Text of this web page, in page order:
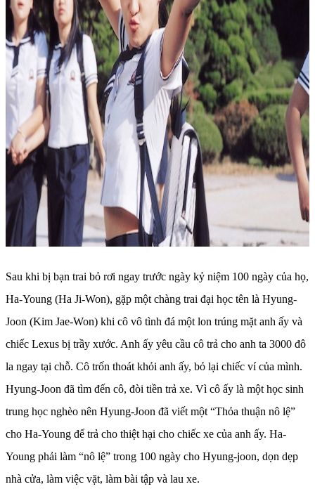
Sau khi bị bạn trai bỏ rơi ngay trước ngày kỷ niệm 100 ngày của họ,
Ha-Young (Ha Ji-Won), gặp một chàng trai đại học tên là Hyung-
Joon (Kim Jae-Won) khi cô vô tình đá một lon trúng mặt anh ấy và
chiếc Lexus bị trầy xước. Anh ấy yêu cầu cô trả cho anh ta 3000 đô
la ngay tại chỗ. Cô trốn thoát khỏi anh ấy, bỏ lại chiếc ví của mình.
Hyung-Joon đã tìm đến cô, đòi tiền trả xe. Vì cô ấy là một học sinh
trung học nghèo nên Hyung-Joon đã viết một “Thỏa thuận nô lệ”
cho Ha-Young để trả cho thiệt hại cho chiếc xe của anh ấy. Ha-
Young phải làm “nô lệ” trong 100 ngày cho Hyung-joon, dọn dẹp
nhà cửa, làm việc vặt, làm bài tập và lau xe.